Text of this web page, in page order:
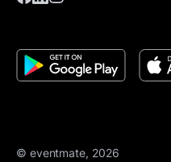
© eventmate, 2026